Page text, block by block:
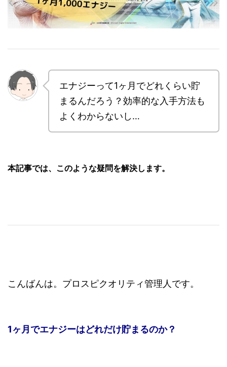
エナジーって1ヶ月でどれくらい貯
まるんだろう？効率的な入手方法も
よくわからないし…
本記事では、このような疑問を解決します。
こんばんは。プロスピクオリティ管理人です。
1ヶ月でエナジーはどれだけ貯まるのか？